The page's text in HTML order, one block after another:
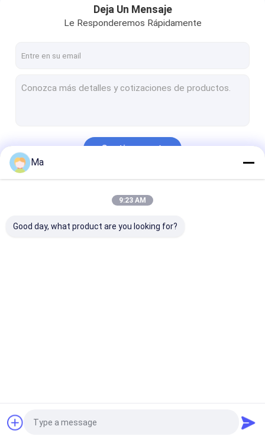
Deja Un Mensaje
Le Responderemos Rápidamente
Continuar
Nuestras Categorías
Ma
9:23 AM
Good day, what product are you looking for?